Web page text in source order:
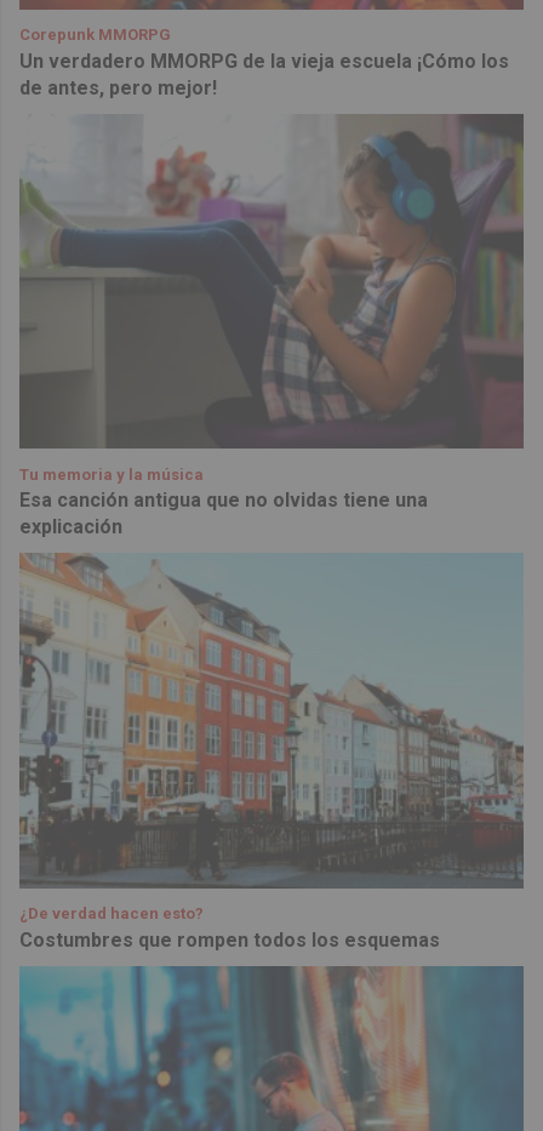
Corepunk MMORPG
Un verdadero MMORPG de la vieja escuela ¡Cómo los
de antes, pero mejor!
Tu memoria y la música
Esa canción antigua que no olvidas tiene una
explicación
¿De verdad hacen esto?
Costumbres que rompen todos los esquemas